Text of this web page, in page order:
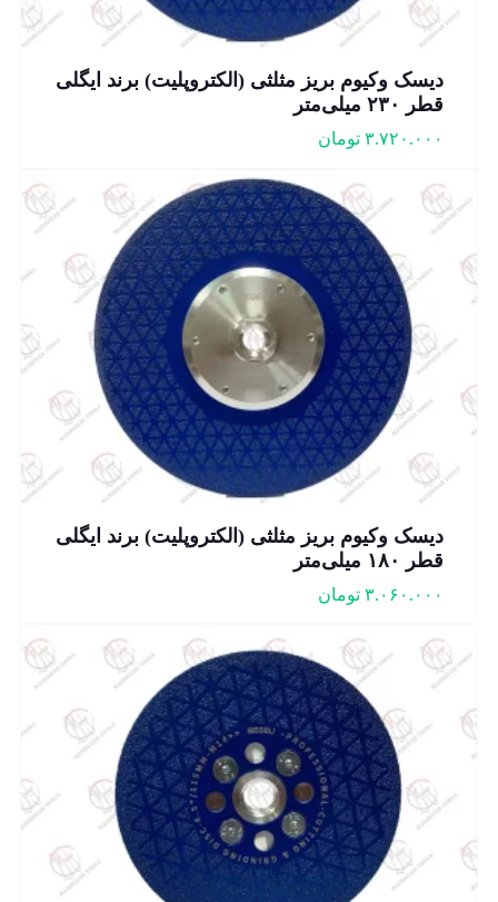
دیسک وکیوم بریز مثلثی (الکتروپلیت) برند ایگلی
قطر ۲۳۰ میلی‌متر
۳.۷۲۰.۰۰۰ تومان
دیسک وکیوم بریز مثلثی (الکتروپلیت) برند ایگلی
قطر ۱۸۰ میلی‌متر
۳.۰۶۰.۰۰۰ تومان